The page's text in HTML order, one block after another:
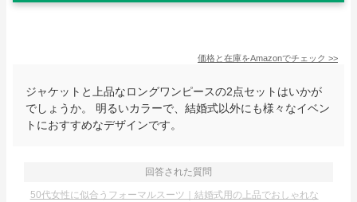
価格と在庫をAmazonでチェック >>
ジャケットと上品なロングワンピースの2点セットはいかが
でしょうか。 明るいカラーで、結婚式以外にも様々なイベン
トにおすすめなデザインです。
回答された質問
50代女性に似合うフォーマルスーツ｜結婚式用の上品でおしゃれな